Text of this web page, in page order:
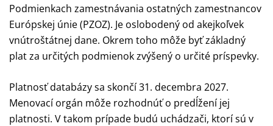
Podmienkach zamestnávania ostatných zamestnancov
Európskej únie (PZOZ). Je oslobodený od akejkoľvek
vnútroštátnej dane. Okrem toho môže byť základný
plat za určitých podmienok zvýšený o určité príspevky.
Platnosť databázy sa skončí 31. decembra 2027.
Menovací orgán môže rozhodnúť o predĺžení jej
platnosti. V takom prípade budú uchádzači, ktorí sú v